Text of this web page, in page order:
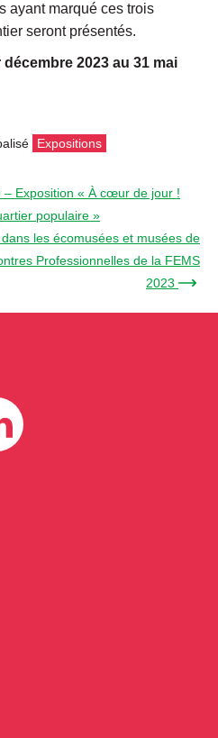
ayant marqué ces trois
seront présentés.
2023 au 31 mai
Expositions
Exposition « À cœur de jour !
populaire »
les écomusées et musées de
Professionnelles de la FEMS
2023 →